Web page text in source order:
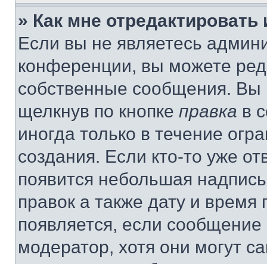
» Как мне
Если вы не являетесь
конференции, вы можете
собственные сообщения. Вы
щелкнув по кнопке правка в
иногда только в течение
создания. Если кто-то уже
появится небольшая
правок а также дату и
появляется, если
модератор, хотя они могут